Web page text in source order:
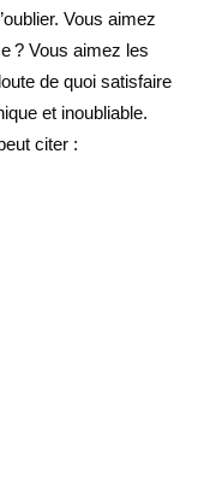
Vous aimez
? Vous aimez les
de quoi satisfaire
et inoubliable.
citer :